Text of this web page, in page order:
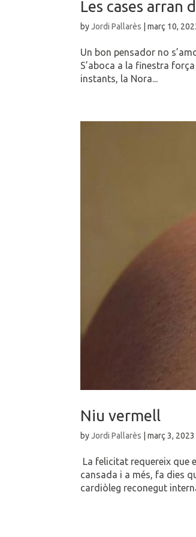
Les cases arran
byJordi Pallarès |març 10,
Un bon pensador no
S’aboca a la finestra
instants, la Nora...
Niu vermell
byJordi Pallarès |març 3, 2023
La felicitat requereix que
cansada i a més, fa dies
cardiòleg reconegut